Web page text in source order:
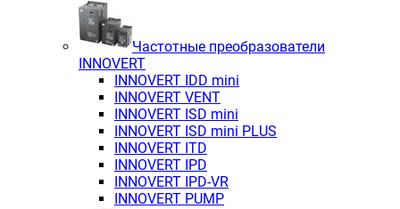
Частотные преобразователи
INNOVERT
INNOVERT IDD mini
INNOVERT VENT
INNOVERT ISD mini
INNOVERT ISD mini PLUS
INNOVERT ITD
INNOVERT IРD
INNOVERT IРD-VR
INNOVERT PUMP